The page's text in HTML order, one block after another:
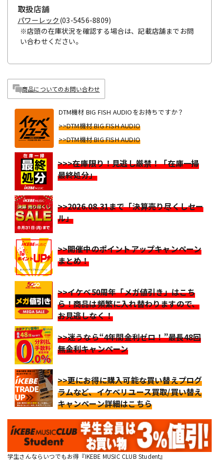
取扱店舗
パワーレック (03-5456-8809)
※店頭の在庫状況を確認する場合は、記載店舗までお問
い合わせください。
商品についてのお問い合わせ
DTM機材 BIG FISH AUDIOをお持ちですか？
>>DTM機材 BIG FISH AUDIO
>>DTM機材 BIG FISH AUDIO
>>>在庫限り！見逃し厳禁！「在庫一掃
最終処分」
>>2026.08.31まで「決算売り尽くしセー
ル」
>>開催中のポイントアップキャンペーン
まとめ！
>>イケベ50周年「メガ値引き」はこち
ら！商品は頻繁に入れ替わりますので、
お見逃しなく！
>>迷うなら“4年間金利ゼロ！”最長48回
無金利キャンペーン
>>更にお得に購入可能な買い替えプログ
ラムなど、イケベリユース買取/買い替え
キャンペーン詳細はこちら
学生さんならいつでもお得『IKEBE MUSIC CLUB Student』